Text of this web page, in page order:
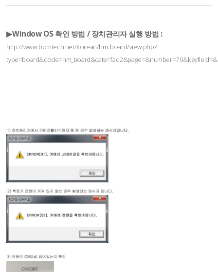
▶Window OS 확인 방법 / 장치관리자 실행 방법 :
http://www.bomtech.net/korean/hm_board/view.php?